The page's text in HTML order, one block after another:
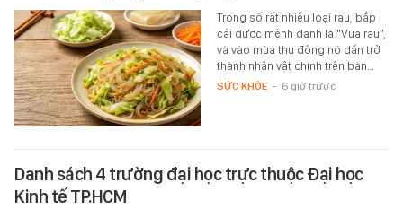
Trong số rất nhiều loại rau, bắp
cải được mệnh danh là "Vua rau",
và vào mùa thu đông nó dần trở
thành nhân vật chính trên bàn…
SỨC KHỎE - 6 giờ trước
Danh sách 4 trường đại học trực thuộc Đại học
Kinh tế TP.HCM